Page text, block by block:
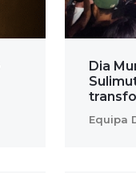
Dia
Equipa